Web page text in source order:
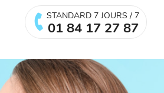
STANDARD 7 JOURS / 7
01 84 17 27 87